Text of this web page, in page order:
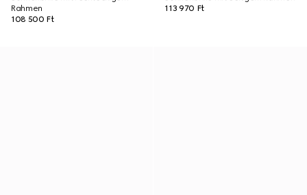
Rahmen
108 500 Ft
113 970 Ft